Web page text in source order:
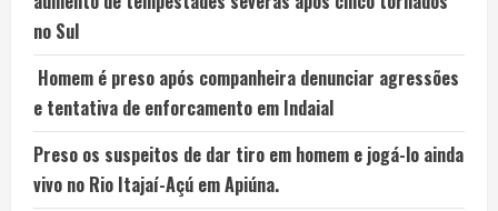
no Sul
Homem é preso após companheira denunciar agressões
e tentativa de enforcamento em Indaial
Preso os suspeitos de dar tiro em homem e jogá-lo ainda
vivo no Rio Itajaí-Açú em Apiúna.